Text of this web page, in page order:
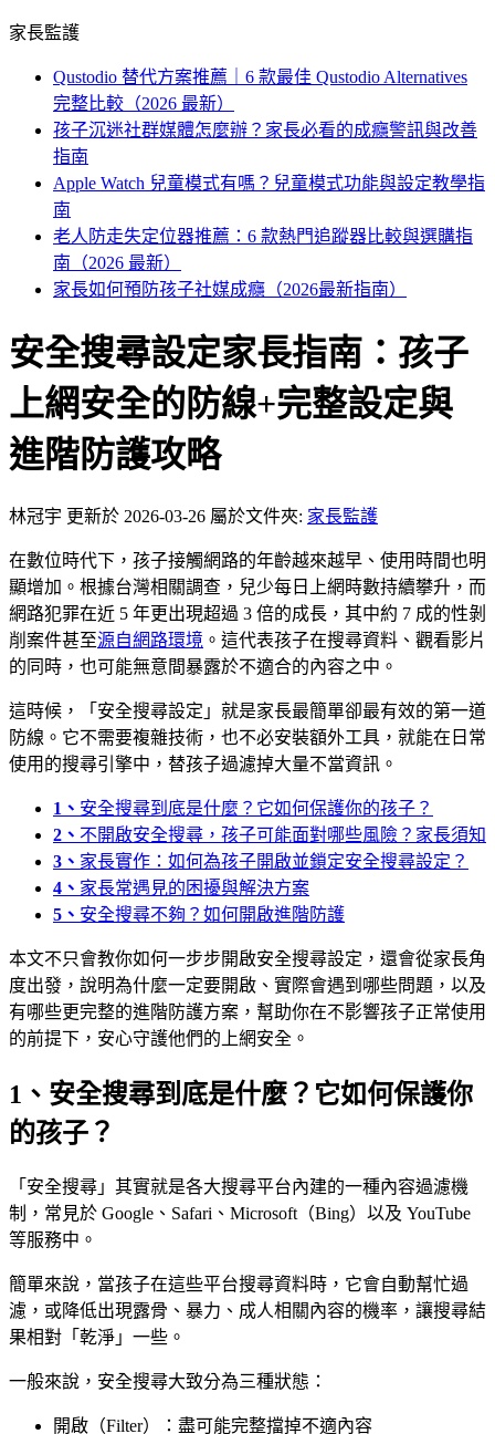
家長監護
Qustodio 替代方案推薦｜6 款最佳 Qustodio Alternatives
完整比較（2026 最新）
孩子沉迷社群媒體怎麼辦？家長必看的成癮警訊與改善
指南
Apple Watch 兒童模式有嗎？兒童模式功能與設定教學指
南
老人防走失定位器推薦：6 款熱門追蹤器比較與選購指
南（2026 最新）
家長如何預防孩子社媒成癮（2026最新指南）
安全搜尋設定家長指南：孩子
上網安全的防線+完整設定與
進階防護攻略
林冠宇 更新於 2026-03-26 屬於文件夾: 家長監護
在數位時代下，孩子接觸網路的年齡越來越早、使用時間也明
顯增加。根據台灣相關調查，兒少每日上網時數持續攀升，而
網路犯罪在近 5 年更出現超過 3 倍的成長，其中約 7 成的性剝
削案件甚至源自網路環境 。這代表孩子在搜尋資料、觀看影片
的同時，也可能無意間暴露於不適合的內容之中。
這時候，「安全搜尋設定」就是家長最簡單卻最有效的第一道
防線。它不需要複雜技術，也不必安裝額外工具，就能在日常
使用的搜尋引擎中，替孩子過濾掉大量不當資訊。
1、 安全搜尋到底是什麼？它如何保護你的孩子？
2、 不開啟安全搜尋，孩子可能面對哪些風險？家長須知
3、 家長實作：如何為孩子開啟並鎖定安全搜尋設定？
4、 家長常遇見的困擾與解決方案
5、 安全搜尋不夠？如何開啟進階防護
本文不只會教你如何一步步開啟安全搜尋設定，還會從家長角
度出發，說明為什麼一定要開啟、實際會遇到哪些問題，以及
有哪些更完整的進階防護方案，幫助你在不影響孩子正常使用
的前提下，安心守護他們的上網安全。
1、安全搜尋到底是什麼？它如何保護你
的孩子？
「安全搜尋」其實就是各大搜尋平台內建的一種內容過濾機
制，常見於 Google、Safari、Microsoft（Bing）以及 YouTube
等服務中。
簡單來說，當孩子在這些平台搜尋資料時，它會自動幫忙過
濾，或降低出現露骨、暴力、成人相關內容的機率，讓搜尋結
果相對「乾淨」一些。
一般來說，安全搜尋大致分為三種狀態：
開啟（Filter）：盡可能完整擋掉不適內容